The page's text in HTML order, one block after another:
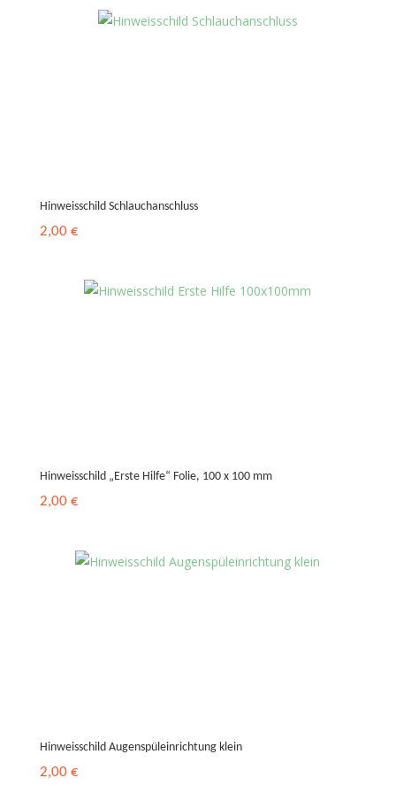
Hinweisschild Schlauchanschluss
2,00 €
Hinweisschild „Erste Hilfe“ Folie, 100 x 100 mm
2,00 €
Hinweisschild Augenspüleinrichtung klein
2,00 €